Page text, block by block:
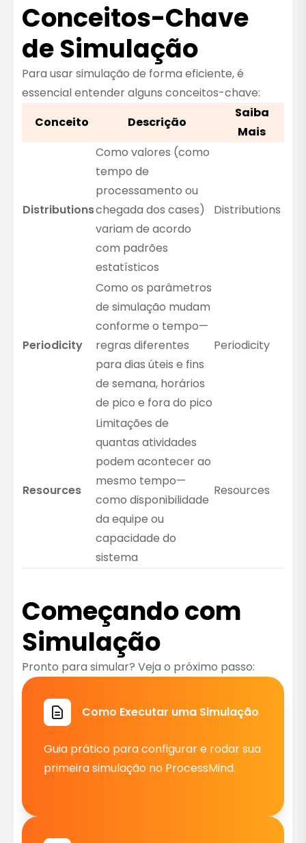
Conceitos-Chave
de Simulação
Para usar simulação de forma eficiente, é
essencial entender alguns conceitos-chave:
Conceito
Descrição
Saiba
Mais
Distributions
Como valores (como
tempo de
processamento ou
chegada dos cases)
variam de acordo
com padrões
estatísticos
Distributions
Periodicity
Como os parâmetros
de simulação mudam
conforme o tempo—
regras diferentes
para dias úteis e fins
de semana, horários
de pico e fora do pico
Periodicity
Resources
Limitações de
quantas atividades
podem acontecer ao
mesmo tempo—
como disponibilidade
da equipe ou
capacidade do
sistema
Resources
Começando com
Simulação
Pronto para simular? Veja o próximo passo:
Como Executar uma Simulação
Guia prático para configurar e rodar sua
primeira simulação no ProcessMind.